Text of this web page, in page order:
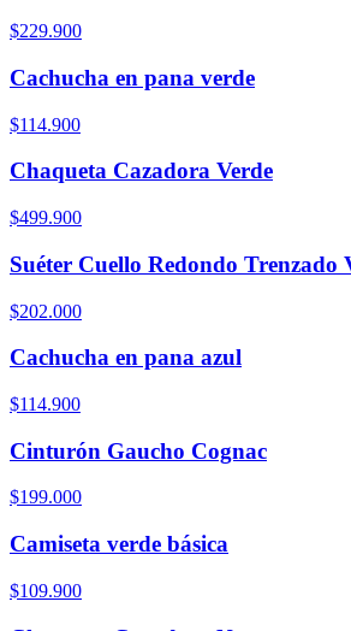
$229.900
Cachucha en pana verde
$114.900
Chaqueta Cazadora Verde
$499.900
Suéter Cuello Redondo Trenzado
$202.000
Cachucha en pana azul
$114.900
Cinturón Gaucho Cognac
$199.000
Camiseta verde básica
$109.900